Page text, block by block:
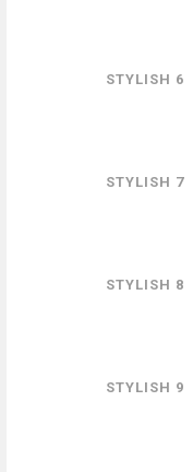
Stylish 6
Stylish 7
Stylish 8
Stylish 9